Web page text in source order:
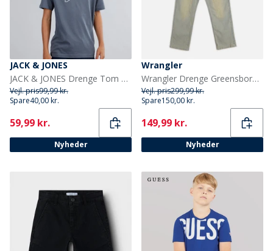
JACK & JONES
JACK & JONES Drenge Tom T-shirt Turbulence
Vejl. pris99,99 kr.
Spare40,00 kr.
Current
59,99 kr.
Nyheder
Wrangler
Wrangler Drenge Greensboro Straight Fit Jeans Trail Wash
Vejl. pris299,99 kr.
Spare150,00 kr.
Current
149,99 kr.
Nyheder